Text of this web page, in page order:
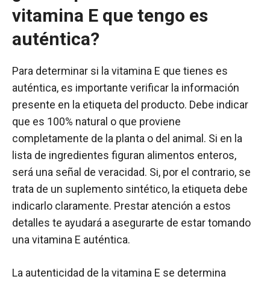
vitamina E que tengo es
auténtica?
Para determinar si la vitamina E que tienes es
auténtica, es importante verificar la información
presente en la etiqueta del producto. Debe indicar
que es 100% natural o que proviene
completamente de la planta o del animal. Si en la
lista de ingredientes figuran alimentos enteros,
será una señal de veracidad. Si, por el contrario, se
trata de un suplemento sintético, la etiqueta debe
indicarlo claramente. Prestar atención a estos
detalles te ayudará a asegurarte de estar tomando
una vitamina E auténtica.
La autenticidad de la vitamina E se determina